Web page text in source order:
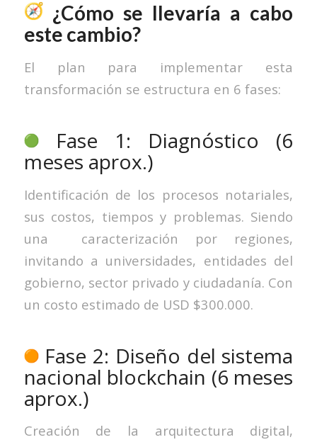
¿Cómo se llevaría a cabo
este cambio?
El plan para implementar esta
transformación se estructura en 6 fases:
Fase 1: Diagnóstico (6
meses aprox.)
Identificación de los procesos notariales,
sus costos, tiempos y problemas. Siendo
una caracterización por regiones,
invitando a universidades, entidades del
gobierno, sector privado y ciudadanía. Con
un costo estimado de USD $300.000.
Fase 2: Diseño del sistema
nacional blockchain (6 meses
aprox.)
Creación de la arquitectura digital,